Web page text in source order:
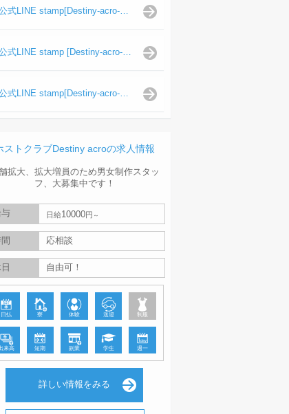
公式LINE stamp[Destiny-acro-日向よし代表代行]
公式LINE stamp [Destiny-acro-波旬]
公式LINE stamp[Destiny-acro-天照陽]
ストクラブDestiny acroの求人情報
拡大、拡大増員のため男女制作スタッ
フ、大募集中です！
日給10000円
応相談
自由可！
日払 寮 体験 送迎 制服
来高 短期 副業 学生 週一
詳しい情報をみる